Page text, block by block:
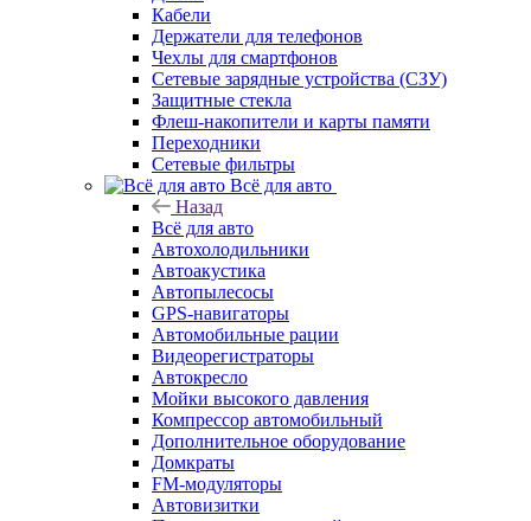
Кабели
Держатели для телефонов
Чехлы для смартфонов
Сетевые зарядные устройства (СЗУ)
Защитные стекла
Флеш-накопители и карты памяти
Переходники
Сетевые фильтры
Всё для авто
Назад
Всё для авто
Автохолодильники
Автоакустика
Автопылесосы
GPS-навигаторы
Автомобильные рации
Видеорегистраторы
Автокресло
Мойки высокого давления
Компрессор автомобильный
Дополнительное оборудование
Домкраты
FM-модуляторы
Автовизитки